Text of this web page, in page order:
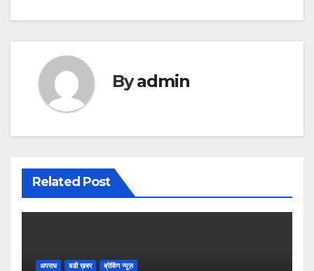
Byadmin
Related Post
अपराध बडी ख़बर ब्रेकिंग न्यूज़